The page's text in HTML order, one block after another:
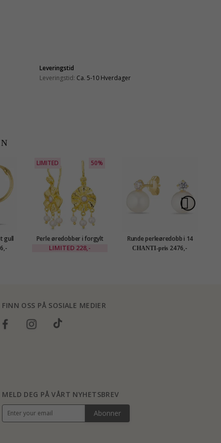
Leveringstid
Leveringstid: Ca. 5-10 Hverdager
gull
LIMITED 50%
Perle øredobber i forgylt
messing - Eliné
LIMITED 228,-
Runde perleøredobb i 14
karat gull med zirkon -
Gold Collection
CHANTI-pris 2476,-
FINN OSS PÅ SOSIALE MEDIER
MELD DEG PÅ VÅRT NYHETSBREV
Abonner